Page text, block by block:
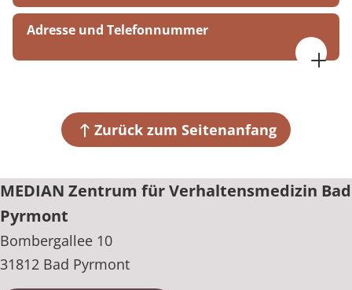
Adresse und Telefonnummer
31812 Bad PyrmontZurück zum Seitenanfang
MEDIAN Zentrum für Verhaltensmedizin Bad
Pyrmont
Bombergallee 10
31812 Bad Pyrmont